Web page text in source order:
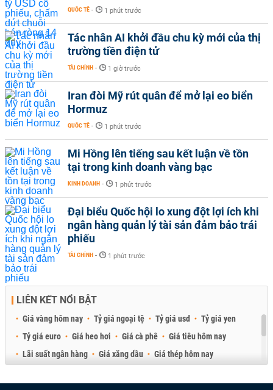
QUỐC TẾ - 1 phút trước
Tác nhân AI khởi đầu chu kỳ mới của thị
trường tiền điện tử
TÀI CHÍNH - 1 giờ trước
Iran đòi Mỹ rút quân để mở lại eo biển
Hormuz
QUỐC TẾ - 1 phút trước
Mi Hồng lên tiếng sau kết luận về tồn
tại trong kinh doanh vàng bạc
KINH DOANH - 1 phút trước
Đại biểu Quốc hội lo xung đột lợi ích khi
ngân hàng quản lý tài sản đảm bảo trái
phiếu
TÀI CHÍNH - 1 phút trước
LIÊN KẾT NỔI BẬT
Giá vàng hôm nay Tỷ giá ngoại tệ Tỷ giá usd
Tỷ giá yen
Tỷ giá euro
Giá heo hơi Giá cà phê
Giá tiêu hôm nay
Lãi suất ngân hàng
Giá xăng dầu
Giá thép hôm nay